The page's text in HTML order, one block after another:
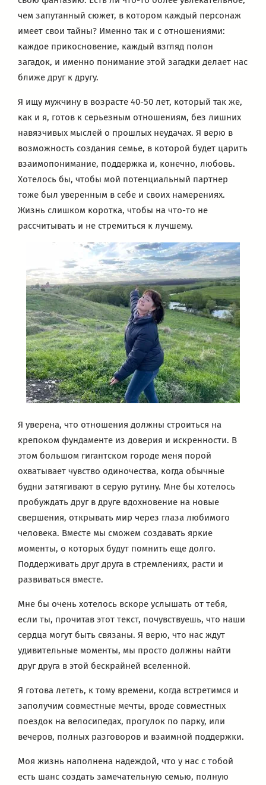
чем запутанный сюжет, в котором каждый персонаж
имеет свои тайны? Именно так и с отношениями:
каждое прикосновение, каждый взгляд полон
загадок, и именно понимание этой загадки делает нас
ближе друг к другу.
Я ищу мужчину в возрасте 40-50 лет, который так же,
как и я, готов к серьезным отношениям, без лишних
навязчивых мыслей о прошлых неудачах. Я верю в
возможность создания семье, в которой будет царить
взаимопонимание, поддержка и, конечно, любовь.
Хотелось бы, чтобы мой потенциальный партнер
тоже был уверенным в себе и своих намерениях.
Жизнь слишком коротка, чтобы на что-то не
рассчитывать и не стремиться к лучшему.
Я уверена, что отношения должны строиться на
крепоком фундаменте из доверия и искренности. В
этом большом гигантском городе меня порой
охватывает чувство одиночества, когда обычные
будни затягивают в серую рутину. Мне бы хотелось
пробуждать друг в друге вдохновение на новые
свершения, открывать мир через глаза любимого
человека. Вместе мы сможем создавать яркие
моменты, о которых будут помнить еще долго.
Поддерживать друг друга в стремлениях, расти и
развиваться вместе.
Мне бы очень хотелось вскоре услышать от тебя,
если ты, прочитав этот текст, почувствуешь, что наши
сердца могут быть связаны. Я верю, что нас ждут
удивительные моменты, мы просто должны найти
друг друга в этой бескрайней вселенной.
Я готова лететь, к тому времени, когда встретимся и
заполучим совместные мечты, вроде совместных
поездок на велосипедах, прогулок по парку, или
вечеров, полных разговоров и взаимной поддержки.
Моя жизнь наполнена надеждой, что у нас с тобой
есть шанс создать замечательную семью, полную